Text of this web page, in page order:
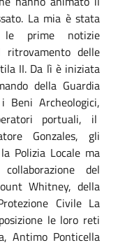
La mia è stata
le prime notizie
ritrovamento delle
II. Da lì è iniziata
della Guardia
Beni Archeologici,
portuali, il
Gonzales, gli
Polizia Locale ma
del
Whitney, della
Civile La
le loro reti
Antimo Ponticella